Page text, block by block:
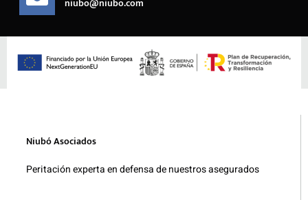
Niubó Asociados
Peritación experta en defensa de nuestros asegurados